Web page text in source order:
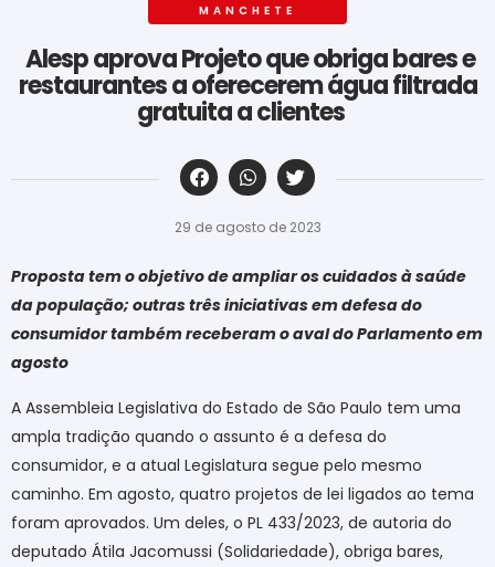
MANCHETE
Alesp aprova Projeto que obriga bares e
restaurantes a oferecerem água filtrada
gratuita a clientes
‎ ‎ ‎ ‎ ‎ ‎ ‎ ‎ ‎ ‎ ‎ ‎ ‎ ‎ ‎ ‎ ‎ ‎ ‎ ‎ ‎ ‎ ‎ ‎ ‎ ‎ ‎ ‎ ‎ ‎ ‎
29 de agosto de 2023
Proposta tem o objetivo de ampliar os cuidados à saúde
da população; outras três iniciativas em defesa do
consumidor também receberam o aval do Parlamento em
agosto
A Assembleia Legislativa do Estado de São Paulo tem uma
ampla tradição quando o assunto é a defesa do
consumidor, e a atual Legislatura segue pelo mesmo
caminho. Em agosto, quatro projetos de lei ligados ao tema
foram aprovados. Um deles, o PL 433/2023, de autoria do
deputado Átila Jacomussi (Solidariedade), obriga bares,